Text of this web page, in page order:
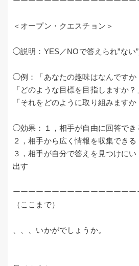
＜オープン・クエスチョン＞
◯説明：YES／NOで答えられ”ない
◯例：「あなたの趣味はなんですか
「どのような目標を目指しますか？
「それをどのように取り組みますか
◯効果：１，相手が自由に回答でき
２，相手から広く情報を収集できる
３，相手が自分で答えを見つけに
出す
ーーーーーーーーーーーーーーー
（ここまで）
、、、いかがでしょうか。